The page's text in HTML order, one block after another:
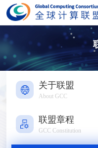
关于联盟
About GCC
联盟章程
GCC Constitution